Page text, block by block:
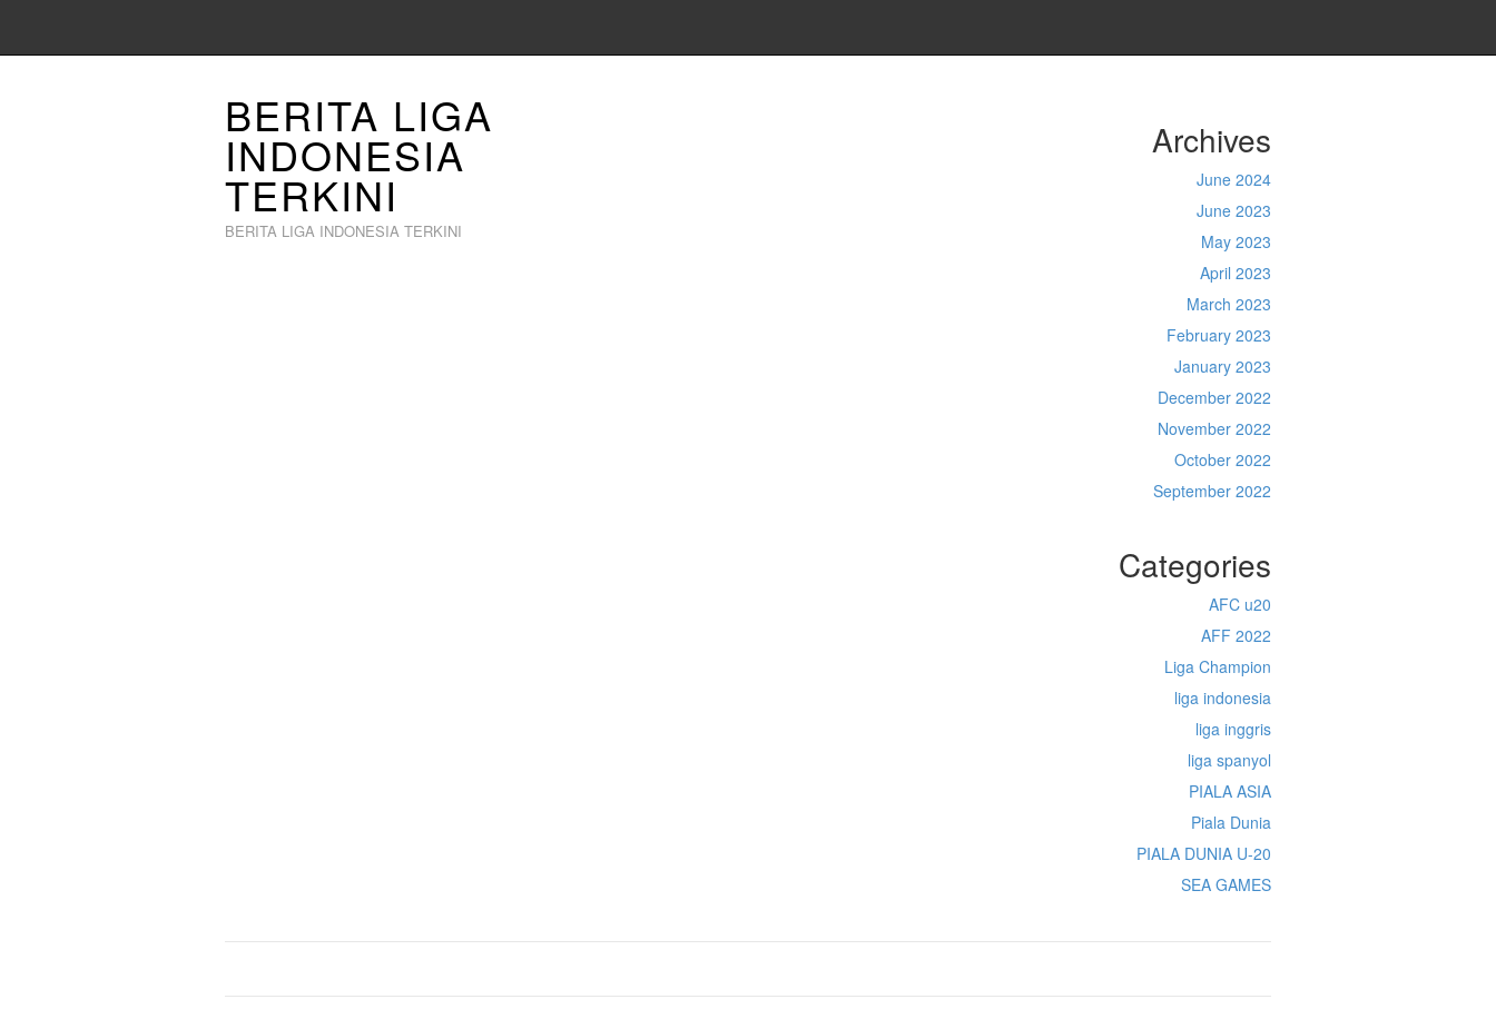
BERITA LIGA
INDONESIA
TERKINI
BERITA LIGA INDONESIA TERKINI
Archives
June 2024
June 2023
May 2023
April 2023
March 2023
February 2023
January 2023
December 2022
November 2022
October 2022
September 2022
Categories
AFC u20
AFF 2022
Liga Champion
liga indonesia
liga inggris
liga spanyol
PIALA ASIA
Piala Dunia
PIALA DUNIA U-20
SEA GAMES